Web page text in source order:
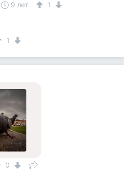
9 лет
1
1
0